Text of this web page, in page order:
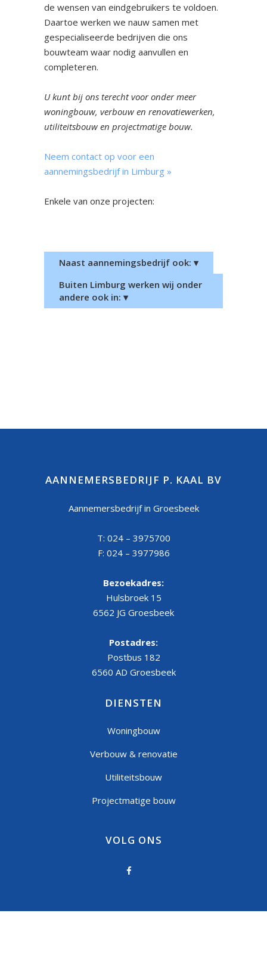
de wensen van eindgebruikers te voldoen.
Daartoe werken we nauw samen met
gespecialiseerde bedrijven die ons
bouwteam waar nodig aanvullen en
completeren.
U kunt bij ons terecht voor onder meer
woningbouw, verbouw en renovatiewerken,
utiliteitsbouw en projectmatige bouw.
Neem contact op voor een
aannemingsbedrijf in Limburg »
Enkele van onze projecten:
Groesbeek
Naast aannemingsbedrijf ook: ▾
Buiten Limburg werken wij onder
andere ook in: ▾
AANNEMERSBEDRIJF P. KAAL BV
Aannemersbedrijf in Groesbeek
T: 024 – 3975700
F: 024 – 3977986
Bezoekadres:
Hulsbroek 15
6562 JG Groesbeek
Postadres:
Postbus 182
6560 AD Groesbeek
DIENSTEN
Woningbouw
Verbouw & renovatie
Utiliteitsbouw
Projectmatige bouw
VOLG ONS